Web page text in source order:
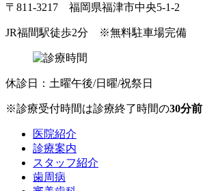
〒811-3217 福岡県福津市中央5-1-2
JR福間駅徒歩2分 ※無料駐車場完備
休診日：土曜午後/日曜/祝祭日
※診療受付時間は診療終了時間の30分前
医院紹介
診療案内
スタッフ紹介
歯周病